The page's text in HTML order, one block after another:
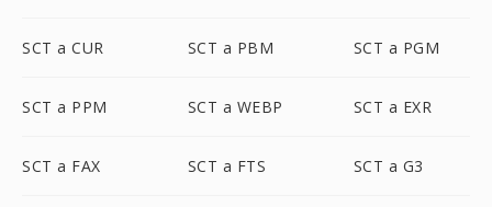
SCT a CUR SCT a PBM SCT a PGM
SCT a PPM SCT a WEBP SCT a EXR
SCT a FAX SCT a FTS SCT a G3